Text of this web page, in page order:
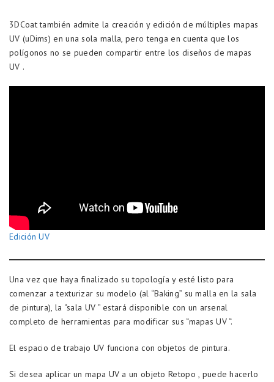
3DCoat también admite la creación y edición de múltiples mapas
UV (uDims) en una sola malla, pero tenga en cuenta que los
polígonos no se pueden compartir entre los diseños de mapas
UV .
Edición UV
Una vez que haya finalizado su topología y esté listo para
comenzar a texturizar su modelo (al “Baking” su malla en la sala
de pintura), la “sala UV ” estará disponible con un arsenal
completo de herramientas para modificar sus “mapas UV “.
El espacio de trabajo UV funciona con objetos de pintura.
Si desea aplicar un mapa UV a un objeto Retopo , puede hacerlo